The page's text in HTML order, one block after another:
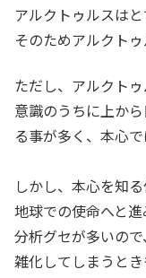
アルクトゥルスは
そのためアルクト
ただし、アルクト
意識のうちに上か
る事が多く、本心
しかし、本心を知
地球での使命へと進
分析グセが多いの
雑化してしまうとき